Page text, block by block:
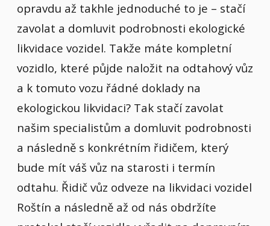
opravdu až takhle jednoduché to je – stačí
zavolat a domluvit podrobnosti ekologické
likvidace vozidel. Takže máte kompletní
vozidlo, které půjde naložit na odtahový vůz
a k tomuto vozu řádné doklady na
ekologickou likvidaci? Tak stačí zavolat
našim specialistům a domluvit podrobnosti
a následně s konkrétním řidičem, který
bude mít váš vůz na starosti i termín
odtahu. Řidič vůz odveze na likvidaci vozidel
Roštín a následně až od nás obdržíte